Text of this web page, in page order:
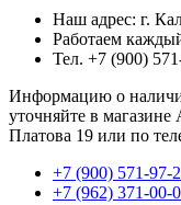
Наш адрес: г.
Работаем
Тел. +7 (900)
Информацию о
уточняйте в магазине
Платова 19 или по
+7 (900) 571-97-
+7 (962) 371-00-